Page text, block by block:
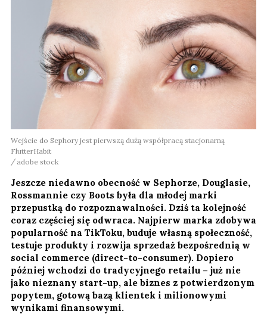
Wejście do Sephory jest pierwszą dużą współpracą stacjonarną
FlutterHabit
adobe stock
Jeszcze niedawno obecność w Sephorze, Douglasie,
Rossmannie czy Boots była dla młodej marki
przepustką do rozpoznawalności. Dziś ta kolejność
coraz częściej się odwraca. Najpierw marka zdobywa
popularność na TikToku, buduje własną społeczność,
testuje produkty i rozwija sprzedaż bezpośrednią w
social commerce (direct-to-consumer). Dopiero
później wchodzi do tradycyjnego retailu – już nie
jako nieznany start-up, ale biznes z potwierdzonym
popytem, gotową bazą klientek i milionowymi
wynikami finansowymi.